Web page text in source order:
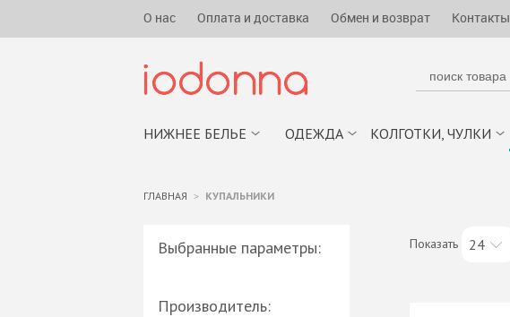
О нас Оплата и доставка Обмен и возврат Контакты
НИЖНЕЕ БЕЛЬЕ ОДЕЖДА КОЛГОТКИ, ЧУЛКИ
ГЛАВНАЯ КУПАЛЬНИКИ
Показать 24
Выбранные параметры:
Производитель: